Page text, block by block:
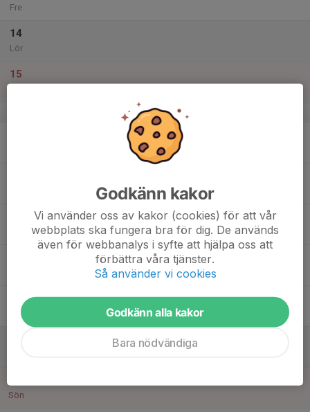
Fre
14
Lör
15
v.12
20:00
21:30
Träning
Svanängens IP
Fre
Sön
Godkänn kakor
Vi använder oss av kakor (cookies) för att vår
webbplats ska fungera bra för dig. De används
även för webbanalys i syfte att hjälpa oss att
förbättra våra tjänster.
Så använder vi cookies
Godkänn alla kakor
Bara nödvändiga